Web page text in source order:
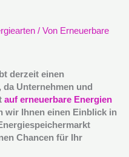
/ Von Erneuerbare
derzeit einen
Unternehmen und
auf erneuerbare Energien
wir Ihnen einen Einblick in
Chancen für Ihr